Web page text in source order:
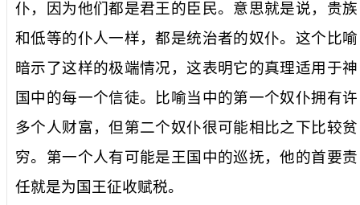
仆，因为他们都是君王的臣民。意思就是说，贵族
和低等的仆人一样，都是统治者的奴仆。这个比喻
暗示了这样的极端情况，这表明它的真理适用于神
国中的每一个信徒。比喻当中的第一个奴仆拥有许
多个人财富，但第二个奴仆很可能相比之下比较贫
穷。第一个人有可能是王国中的巡抚，他的首要责
任就是为国王征收赋税。